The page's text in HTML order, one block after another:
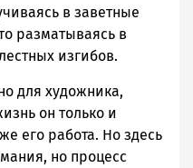
в заветные
разматываясь в
изгибов.
для художника,
он только и
его работа. Но здесь
но процесс